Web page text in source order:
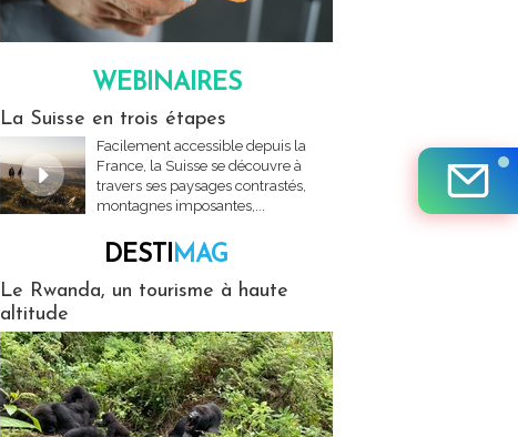
WEBINAIRES
La Suisse en trois étapes
Facilement accessible depuis la
France, la Suisse se découvre à
travers ses paysages contrastés,
montagnes imposantes,...
DESTIMAG
Le Rwanda, un tourisme à haute
altitude